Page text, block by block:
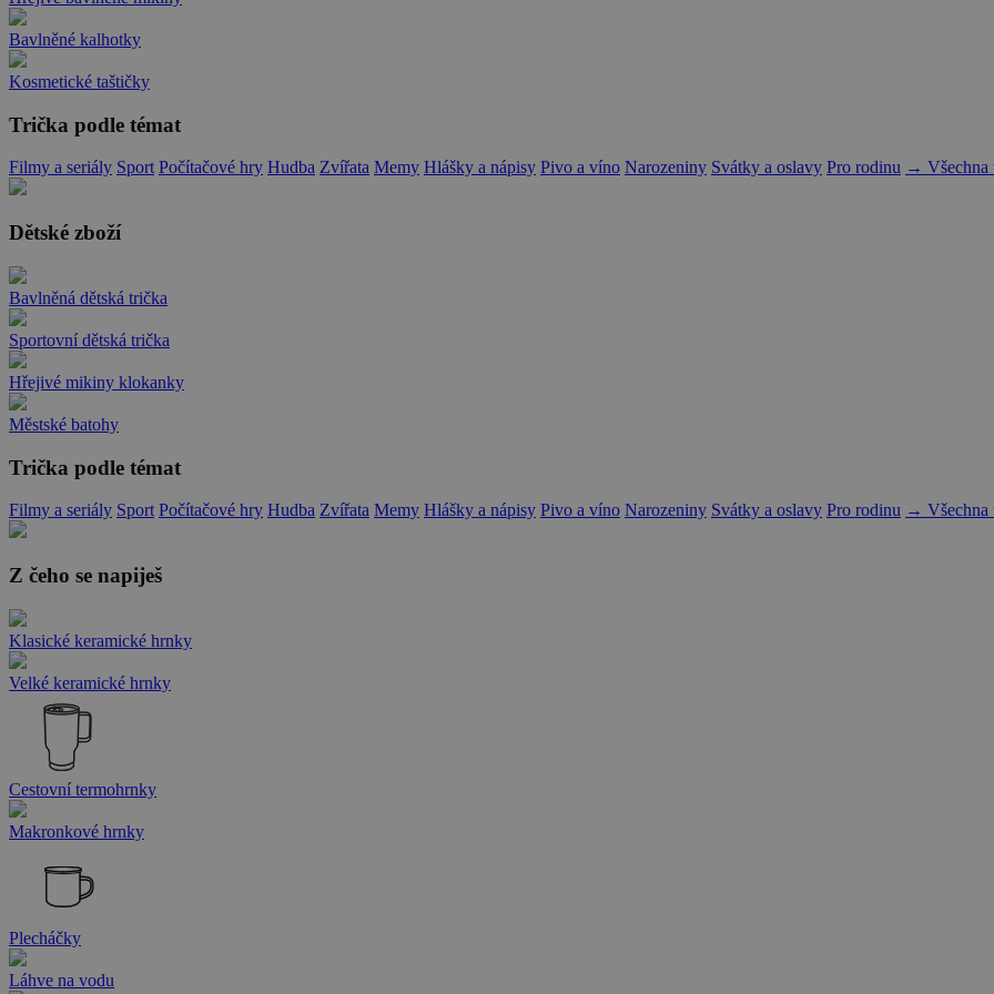
Bavlněné kalhotky
Kosmetické taštičky
Trička podle témat
Filmy a seriály Sport Počítačové hry Hudba Zvířata Memy Hlášky a nápisy Pivo a víno Narozeniny Svátky a oslavy Pro rodinu → Všechna
Dětské zboží
Bavlněná dětská trička
Sportovní dětská trička
Hřejivé mikiny klokanky
Městské batohy
Trička podle témat
Filmy a seriály Sport Počítačové hry Hudba Zvířata Memy Hlášky a nápisy Pivo a víno Narozeniny Svátky a oslavy Pro rodinu → Všechna
Z čeho se napiješ
Klasické keramické hrnky
Velké keramické hrnky
Cestovní termohrnky
Makronkové hrnky
Plecháčky
Láhve na vodu